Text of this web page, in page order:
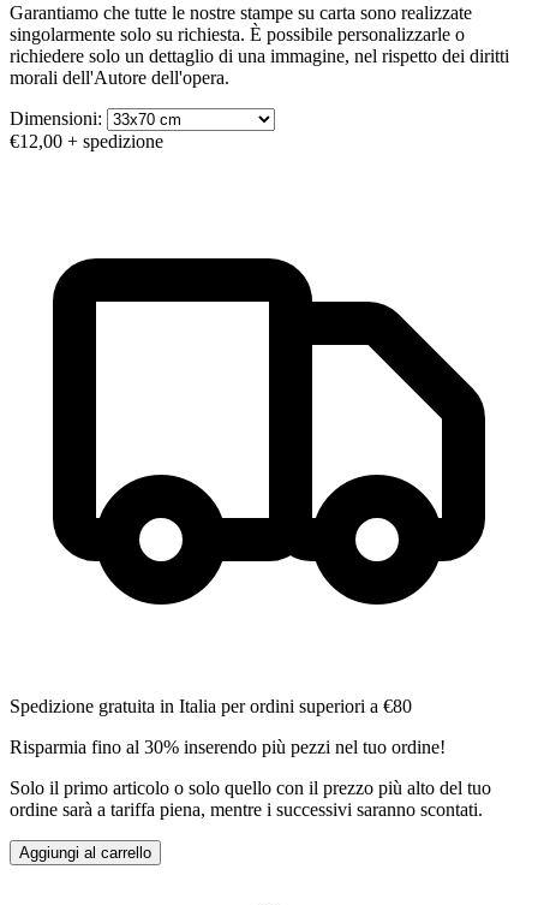
Garantiamo che tutte le nostre stampe su carta sono realizzate
singolarmente solo su richiesta. È possibile personalizzarle o
richiedere solo un dettaglio di una immagine, nel rispetto dei diritti
morali dell'Autore dell'opera.
Dimensioni:
€12,00 + spedizione
Spedizione gratuita in Italia per ordini superiori a €80
Risparmia fino al 30% inserendo più pezzi nel tuo ordine!
Solo il primo articolo o solo quello con il prezzo più alto del tuo
ordine sarà a tariffa piena, mentre i successivi saranno scontati.
Aggiungi al carrello